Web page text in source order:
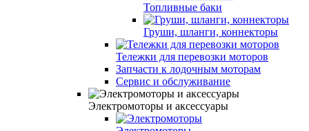
Топливные баки
Груши, шланги, коннекторы
Тележки для перевозки моторов
Запчасти к лодочным моторам
Сервис и обслуживание
Электромоторы и аксессуары